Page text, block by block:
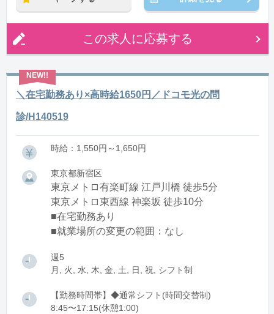
この求人に応募する
＼在宅勤務あり×高時給1650円／ドコモ光の問
診/H140519
時給：1,550円～1,650円
東京都新宿区
東京メトロ有楽町線 江戸川橋 徒歩5分
東京メトロ東西線 神楽坂 徒歩10分
■在宅勤務あり
■就業場所の変更の範囲：なし
週5
月, 火, 水, 木, 金, 土, 日, 祝, シフト制
【勤務時間帯】◆通常シフト(時間交替制)
8:45〜17:15(休憩1:00)